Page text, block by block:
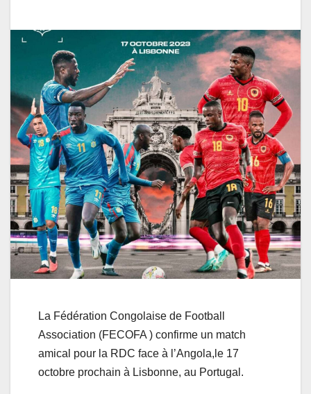
La Fédération Congolaise de Football
Association (FECOFA ) confirme un match
amical pour la RDC face à l’Angola,le 17
octobre prochain à Lisbonne, au Portugal.